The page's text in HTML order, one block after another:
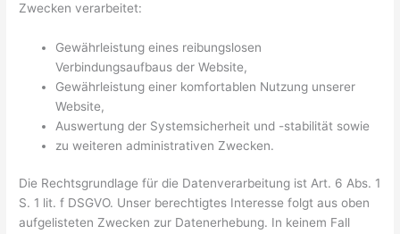
Zwecken verarbeitet:
Gewährleistung eines reibungslosen
Verbindungsaufbaus der Website,
Gewährleistung einer komfortablen Nutzung unserer
Website,
Auswertung der Systemsicherheit und -stabilität sowie
zu weiteren administrativen Zwecken.
Die Rechtsgrundlage für die Datenverarbeitung ist Art. 6 Abs. 1
S. 1 lit. f DSGVO. Unser berechtigtes Interesse folgt aus oben
aufgelisteten Zwecken zur Datenerhebung. In keinem Fall